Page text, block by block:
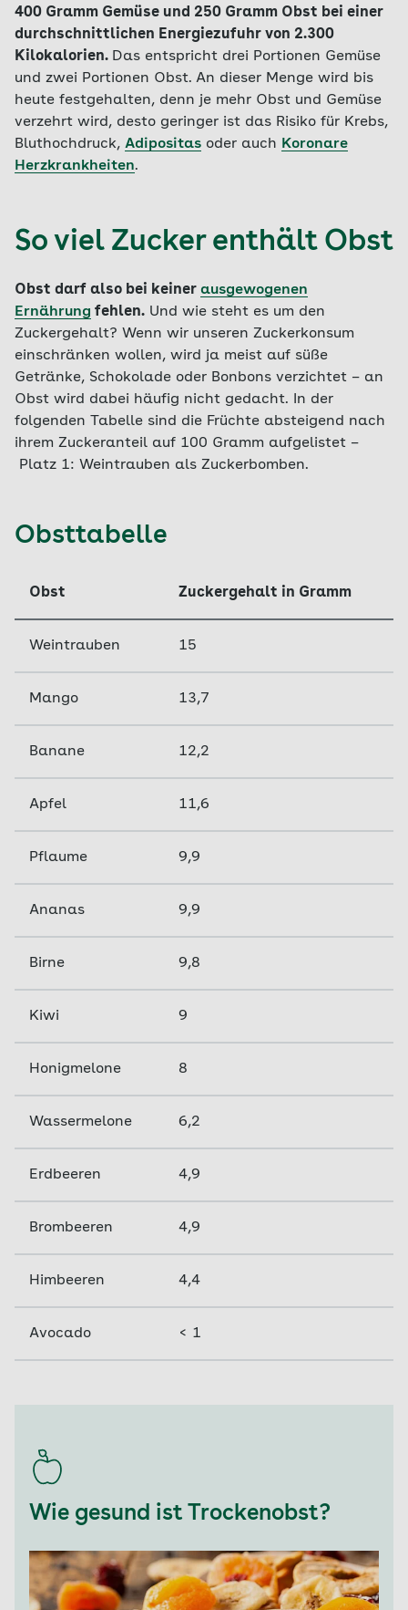
400 Gramm Gemüse und 250 Gramm Obst bei einer
durchschnittlichen Energiezufuhr von 2.300
Kilokalorien. Das entspricht drei Portionen Gemüse
und zwei Portionen Obst. An dieser Menge wird bis
heute festgehalten, denn je mehr Obst und Gemüse
verzehrt wird, desto geringer ist das Risiko für Krebs,
Bluthochdruck, Adipositas oder auch Koronare
Herzkrankheiten.
So viel Zucker enthält Obst
Obst darf also bei keiner ausgewogenen
Ernährung fehlen. Und wie steht es um den
Zuckergehalt? Wenn wir unseren Zuckerkonsum
einschränken wollen, wird ja meist auf süße
Getränke, Schokolade oder Bonbons verzichtet – an
Obst wird dabei häufig nicht gedacht. In der
folgenden Tabelle sind die Früchte absteigend nach
ihrem Zuckeranteil auf 100 Gramm aufgelistet –
Platz 1: Weintrauben als Zuckerbomben.
Obsttabelle
Obst Zuckergehalt in Gramm
Weintrauben 15
Mango 13,7
Banane 12,2
Apfel 11,6
Pflaume 9,9
Ananas 9,9
Birne 9,8
Kiwi 9
Honigmelone 8
Wassermelone 6,2
Erdbeeren 4,9
Brombeeren 4,9
Himbeeren 4,4
Avocado < 1
Wie gesund ist Trockenobst?